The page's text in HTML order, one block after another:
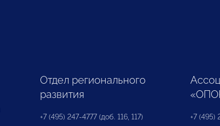
Отдел регионального
развития
+7 (495) 247-4777 (доб. 116, 117) +7 (495)